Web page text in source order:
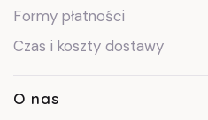
Formy płatności
Czas i koszty dostawy
O nas